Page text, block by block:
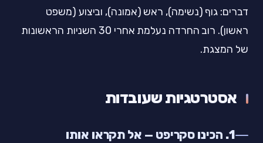
דברים: גוף (נשימה), ראש (אמונה), וביצוע (משפט
ראשון). רוב החרדה נעלמת אחרי 30 השניות הראשונות
של המצגת.
אסטרטגיות שעובדות
1. הכינו סקריפט — אל תקראו אותו